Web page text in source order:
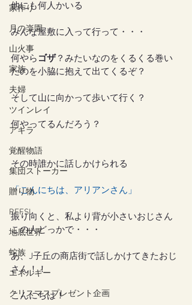
家作り
月の楽園
山火事
家族
夫婦
ツインレイ
アキラ
覚醒物語
集団ストーカー
贈り物
REFSI
地底世界
蛇族
エネルギー
クリスマスプレゼント企画
他にも何人かいる
みんな屋敷に入って行って・・・
何やら ゴザ？みたいなのをくるくる巻い
たのを小脇に抱えて出てくるぞ？
そして山に向かって歩いて行く？
何やってるんだろう？
その時誰かに話しかけられる
「こんにちは、アリアンさん」
振り向くと、私より背が小さいおじさん
この人どっかで・・・
あ、J子丘の商店街で話しかけてきたおじ
さん！！
こんにちは！